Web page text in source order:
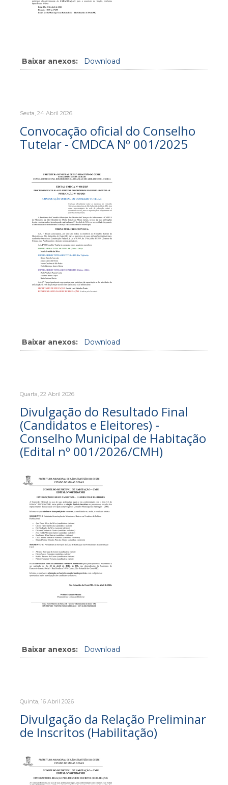
Baixar anexos: Download
Sexta, 24 Abril 2026
Convocação oficial do Conselho
Tutelar - CMDCA Nº 001/2025
Baixar anexos: Download
Quarta, 22 Abril 2026
Divulgação do Resultado Final
(Candidatos e Eleitores) -
Conselho Municipal de Habitação
(Edital nº 001/2026/CMH)
Baixar anexos: Download
Quinta, 16 Abril 2026
Divulgação da Relação Preliminar
de Inscritos (Habilitação)